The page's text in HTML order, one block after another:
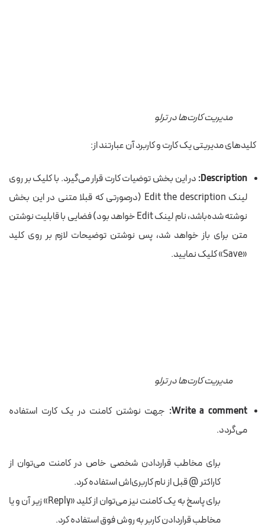
مدیریت کارت‌ها در ترلو
کلیدهای مدیریتی یک کارت و کاربرد آن عبارتند از:
Description: در این بخش توضیات کارت قرار می‌گیرد. با کلیک بر روی
لینک Edit the description (درصورتی که قبلا متنی در این بخش
نوشته شده‌باشد، نام لینک Edit خواهد بود) فضایی با قابلیت نوشتن
متن برای باز خواهد شد، پس نوشتن توضیحات لازم بر روی کلید
«Save» کلیک نمایید.
مدیریت کارت‌ها در ترلو
Write a comment: جهت نوشتن کامنت در یک کارت استفاده
می‌گردد.
برای مخاطب قراردادن شخصی خاص در کامنت می‌توان از
کاراکتر @ قبل از نام کاربری‌اش استفاده کرد.
برای پاسخ به یک کامنت نیز می‌توان از کلید «Reply» زیر آن و یا
مخاطب قراردادن کاربر به روش فوق استفاده کرد.